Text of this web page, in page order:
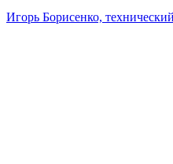
Игорь Борисенко,